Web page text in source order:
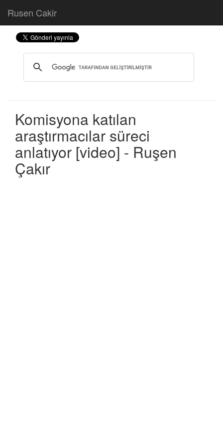
Rusen Cakir
Komisyona katılan
araştırmacılar süreci
anlatıyor [video] - Ruşen
Çakır